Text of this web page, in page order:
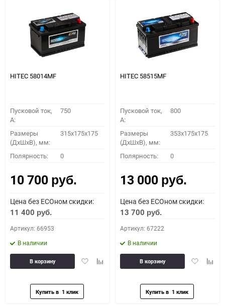
HITEC 58014MF
Пусковой ток,
A:
750
Размеры
(ДхШхВ), мм:
315x175x175
Полярность: 0
10 700 руб.
Цена без ECOном скидки:
11 400 руб.
Артикул: 66953
В наличии
ДобавитьДобавить
В корзину
HITEC 58515MF
Пусковой ток,
A:
800
Размеры
(ДхШхВ), мм:
353x175x175
Полярность: 0
13 000 руб.
Цена без ECOном скидки:
13 700 руб.
Артикул: 67222
В наличии
Добавить
В корзину